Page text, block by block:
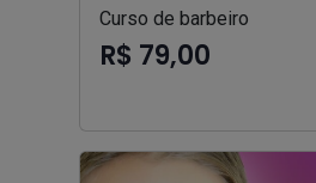
Curso de barbeiro
R$ 79,00